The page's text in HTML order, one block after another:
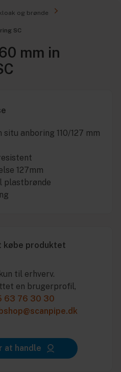
og brønde
SC
mm in
situ anboring 110/127 mm
127mm
plastbrønde
købe produktet
til erhverv.
en brugerprofil,
63 76 30 30
at handle